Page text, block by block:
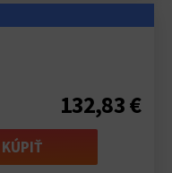
132,83 €
KÚPIŤ